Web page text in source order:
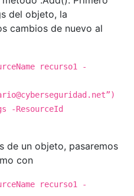
del objeto, la
cambios de nuevo al
recurso1 -
”)
-ResourceId
de un objeto, pasaremos
con
recurso1 -